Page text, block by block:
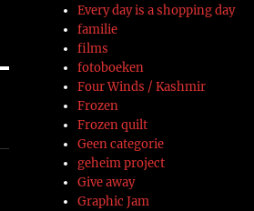
Every day is a shopping day
familie
films
fotoboeken
Four Winds / Kashmir
Frozen
Frozen quilt
Geen categorie
geheim project
Give away
Graphic Jam